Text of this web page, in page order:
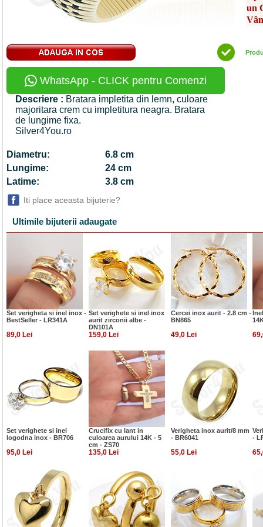
un
WhatsApp - CLICK pentru Comenzi
Descriere : Bratara impletita din lemn, culoare
majoritara crem cu impletitura neagra. Bratara
de lungime fixa.
Silver4You.ro
Diametru:
6.8 cm
Lungime:
24 cm
Latime:
3.8 cm
Iti place aceasta bijuterie?
Ultimile bijuterii adaugate
Set verigheta si inel inox -
BestSeller - LR341A
Set verighete si inel inox
aurit zirconii albe -
DN101A
Cercei inox aurit - 2.8 cm -
BN865
89,0 Lei 159,0 Lei 49,0 Lei
Set verighete si inel
logodna inox - BR706
Crucifix cu lant in
culoarea aurului 14K - 5
cm - ZS70
Verigheta inox aurit/8 mm
- BR6041
-
95,0 Lei 135,0 Lei 55,0 Lei